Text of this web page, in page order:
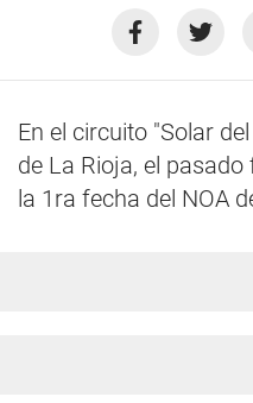
En el circuito "Solar
de La Rioja, el
la 1ra fecha del NOA